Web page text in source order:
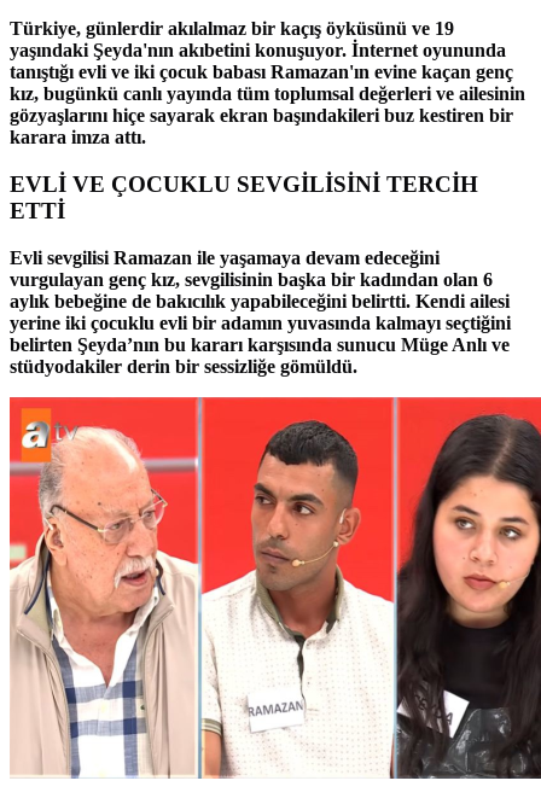
Türkiye, günlerdir akılalmaz bir kaçış öyküsünü ve 19
yaşındaki Şeyda'nın akıbetini konuşuyor. İnternet oyununda
tanıştığı evli ve iki çocuk babası Ramazan'ın evine kaçan genç
kız, bugünkü canlı yayında tüm toplumsal değerleri ve ailesinin
gözyaşlarını hiçe sayarak ekran başındakileri buz kestiren bir
karara imza attı.
EVLİ VE ÇOCUKLU SEVGİLİSİNİ TERCİH
ETTİ
Evli sevgilisi Ramazan ile yaşamaya devam edeceğini
vurgulayan genç kız, sevgilisinin başka bir kadından olan 6
aylık bebeğine de bakıcılık yapabileceğini belirtti. Kendi ailesi
yerine iki çocuklu evli bir adamın yuvasında kalmayı seçtiğini
belirten Şeyda’nın bu kararı karşısında sunucu Müge Anlı ve
stüdyodakiler derin bir sessizliğe gömüldü.